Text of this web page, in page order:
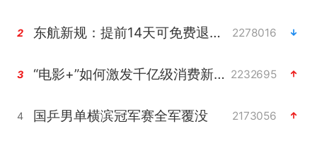
2 东航新规：提前14天可免费退改签 2278016
3 “电影+”如何激发千亿级消费新活力？ 2232695
4 国乒男单横滨冠军赛全军覆没 2173056